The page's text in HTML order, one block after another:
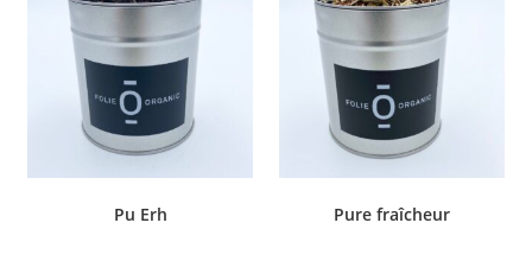
Pu Erh Pure fraîcheur